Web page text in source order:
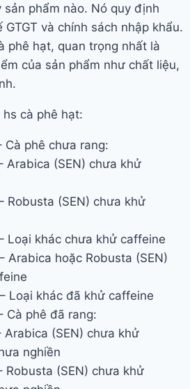
phẩm nào. Nó quy định
và chính sách nhập khẩu.
phê hạt, quan trọng nhất là
của sản phẩm như chất liệu,
cà phê hạt:
Cà phê chưa rang:
Arabica (SEN) chưa khử
Robusta (SEN) chưa khử
Loại khác chưa khử caffeine
Arabica hoặc Robusta (SEN)
Loại khác đã khử caffeine
Cà phê đã rang:
Arabica (SEN) chưa khử
nghiền
Robusta (SEN) chưa khử